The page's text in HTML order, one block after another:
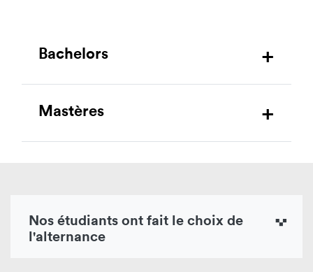
Bachelors
Mastères
Nos étudiants ont fait le choix de
l'alternance